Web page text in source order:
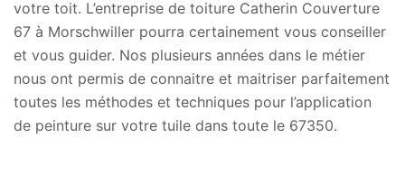
votre toit. L’entreprise de toiture Catherin Couverture
67 à Morschwiller pourra certainement vous conseiller
et vous guider. Nos plusieurs années dans le métier
nous ont permis de connaitre et maitriser parfaitement
toutes les méthodes et techniques pour l’application
de peinture sur votre tuile dans toute le 67350.